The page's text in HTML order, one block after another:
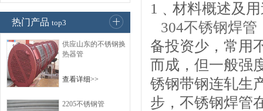
热门产品 top3
供应山东的不锈钢换
热器管
查看详细>>
2205不锈钢管
1﹑材料概述及
304不锈钢焊管
备投资少，常用
而成，但一般强
锈钢带钢连轧生
步，不锈钢焊管